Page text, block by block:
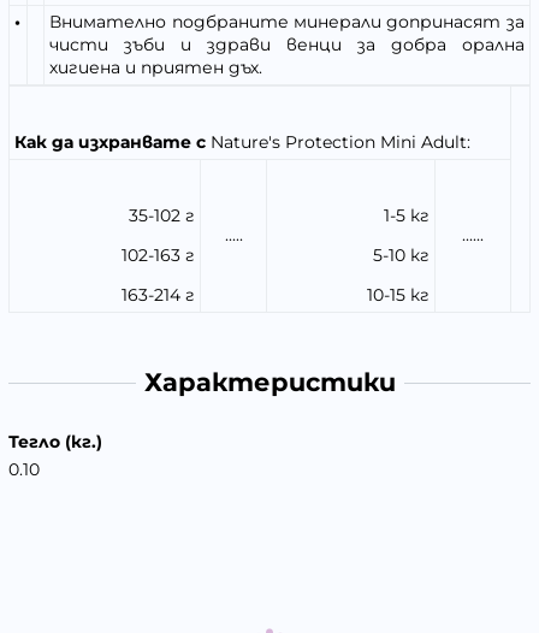
•
Внимателно подбраните минерали допринасят за
чисти зъби и здрави венци за добра орална
хигиена и приятен дъх.
Как да изхранвате с Nature's Protection Mini Adult:
35-102 г
102-163 г
163-214 г
.....
1-5 кг
5-10 кг
10-15 кг
......
Характеристики
Тегло (кг.)
0.10